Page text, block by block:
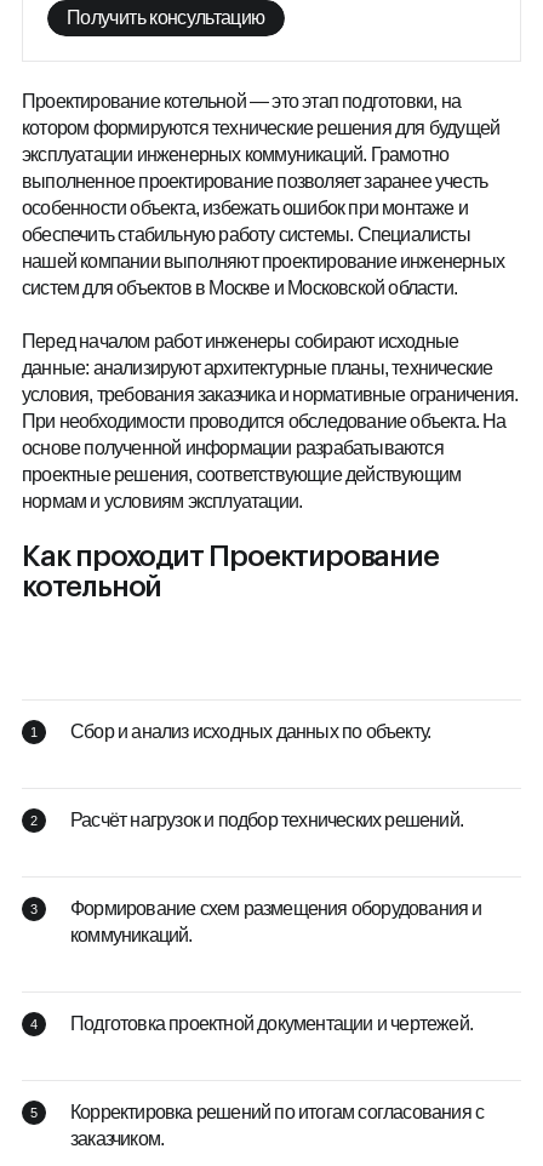
Получить консультацию
Проектирование котельной — это этап подготовки, на
котором формируются технические решения для будущей
эксплуатации инженерных коммуникаций. Грамотно
выполненное проектирование позволяет заранее учесть
особенности объекта, избежать ошибок при монтаже и
обеспечить стабильную работу системы. Специалисты
нашей компании выполняют проектирование инженерных
систем для объектов в Москве и Московской области.
Перед началом работ инженеры собирают исходные
данные: анализируют архитектурные планы, технические
условия, требования заказчика и нормативные ограничения.
При необходимости проводится обследование объекта. На
основе полученной информации разрабатываются
проектные решения, соответствующие действующим
нормам и условиям эксплуатации.
Как проходит Проектирование
котельной
Сбор и анализ исходных данных по объекту.
Расчёт нагрузок и подбор технических решений.
Формирование схем размещения оборудования и
коммуникаций.
Подготовка проектной документации и чертежей.
Корректировка решений по итогам согласования с
заказчиком.